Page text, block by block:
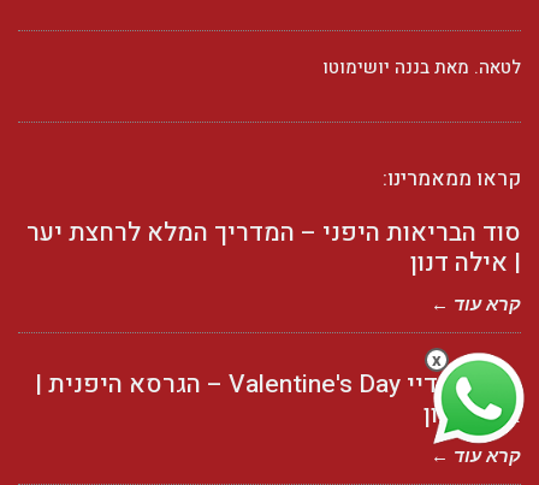
לטאה. מאת בננה יושימוטו
קראו ממאמרינו:
סוד הבריאות היפני – המדריך המלא לרחצת יער
| אילה דנון
קרא עוד ←
וולנטיין דיי Valentine's Day – הגרסא היפנית |
אילה דנון
קרא עוד ←
x